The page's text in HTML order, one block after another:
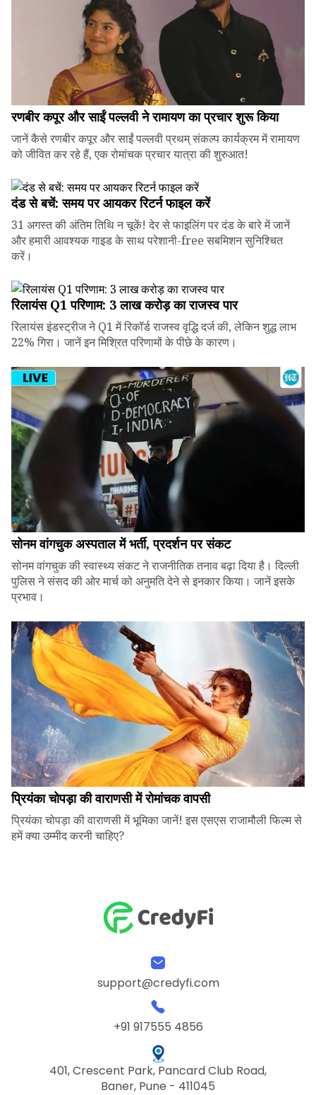
रणबीर कपूर और साईं पल्लवी ने रामायण का प्रचार शुरू किया
जानें कैसे रणबीर कपूर और साईं पल्लवी प्रथम् संकल्प कार्यक्रम में रामायण
को जीवित कर रहे हैं, एक रोमांचक प्रचार यात्रा की शुरुआत!
दंड से बचें: समय पर आयकर रिटर्न फाइल करें
31 अगस्त की अंतिम तिथि न चूकें! देर से फाइलिंग पर दंड के बारे में जानें
और हमारी आवश्यक गाइड के साथ परेशानी-free सबमिशन सुनिश्चित
करें।
रिलायंस Q1 परिणाम: ₹3 लाख करोड़ का राजस्व पार
रिलायंस इंडस्ट्रीज ने Q1 में रिकॉर्ड राजस्व वृद्धि दर्ज की, लेकिन शुद्ध लाभ
22% गिरा। जानें इन मिश्रित परिणामों के पीछे के कारण।
सोनम वांगचुक अस्पताल में भर्ती, प्रदर्शन पर संकट
सोनम वांगचुक की स्वास्थ्य संकट ने राजनीतिक तनाव बढ़ा दिया है। दिल्ली
पुलिस ने संसद की ओर मार्च को अनुमति देने से इनकार किया। जानें इसके
प्रभाव।
प्रियंका चोपड़ा की वाराणसी में रोमांचक वापसी
प्रियंका चोपड़ा की वाराणसी में भूमिका जानें! इस एसएस राजामौली फिल्म से
हमें क्या उम्मीद करनी चाहिए?
support@credyfi.com
+91 917555 4856
401, Crescent Park, Pancard Club Road,
Baner, Pune - 411045